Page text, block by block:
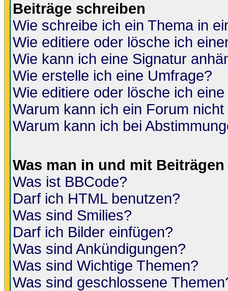
Beiträge schreiben
Wie schreibe ich ein Thema in
Wie editiere oder lösche ich
Wie kann ich eine Signatur
Wie erstelle ich eine Umfrage?
Wie editiere oder lösche ich
Warum kann ich ein Forum
Warum kann ich bei
Was man in und mit
Was ist BBCode?
Darf ich HTML benutzen?
Was sind Smilies?
Darf ich Bilder einfügen?
Was sind Ankündigungen?
Was sind Wichtige Themen?
Was sind geschlossene